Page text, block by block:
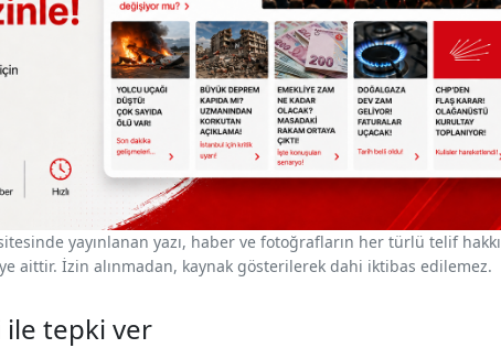
yayınlanan yazı, haber ve fotoğrafların her türlü telif hakkı
aittir. İzin alınmadan, kaynak gösterilerek dahi iktibas edilemez.
ile tepki ver